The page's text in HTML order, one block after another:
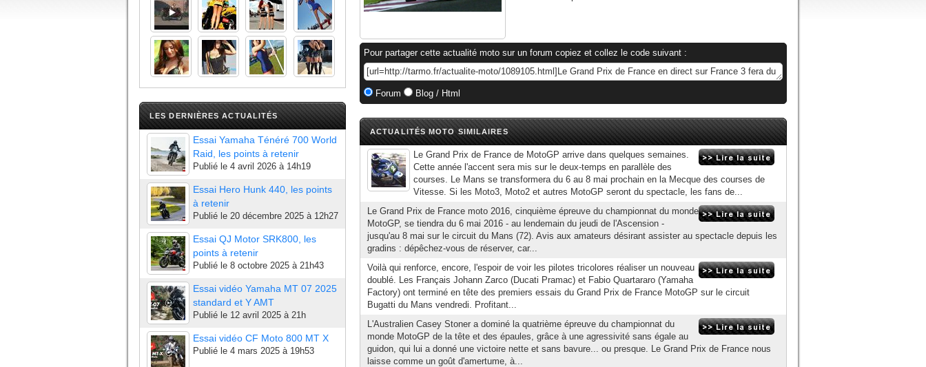
LES DERNIÈRES ACTUALITÉS
Essai Yamaha Ténéré 700 World
Raid, les points à retenir
Publié le 4 avril 2026 à 14h19
Essai Hero Hunk 440, les points
à retenir
Publié le 20 décembre 2025 à 12h27
Essai QJ Motor SRK800, les
points à retenir
Publié le 8 octobre 2025 à 21h43
Essai vidéo Yamaha MT 07 2025
standard et Y AMT
Publié le 12 avril 2025 à 21h
Essai vidéo CF Moto 800 MT X
Publié le 4 mars 2025 à 19h53
Pour partager cette actualité moto sur un forum copiez et collez le code suivant :
Forum Blog / Html
ACTUALITÉS MOTO SIMILAIRES
Le Grand Prix de France de MotoGP arrive dans quelques semaines.
Cette année l'accent sera mis sur le deux-temps en parallèle des
courses. Le Mans se transformera du 6 au 8 mai prochain en la Mecque des courses de
Vitesse. Si les Moto3, Moto2 et autres MotoGP seront du spectacle, les fans de...
Le Grand Prix de France moto 2016, cinquième épreuve du championnat du monde
MotoGP, se tiendra du 6 mai 2016 - au lendemain du jeudi de l'Ascension -
jusqu'au 8 mai sur le circuit du Mans (72). Avis aux amateurs désirant assister au spectacle depuis les
gradins : dépêchez-vous de réserver, car...
Voilà qui renforce, encore, l'espoir de voir les pilotes tricolores réaliser un nouveau
doublé. Les Français Johann Zarco (Ducati Pramac) et Fabio Quartararo (Yamaha
Factory) ont terminé en tête des premiers essais du Grand Prix de France MotoGP sur le circuit
Bugatti du Mans vendredi. Profitant...
L'Australien Casey Stoner a dominé la quatrième épreuve du championnat du
monde MotoGP de la tête et des épaules, grâce à une agressivité sans égale au
guidon, qui lui a donné une victoire nette et sans bavure... ou presque. Le Grand Prix de France nous
laisse comme un goût d'amertume, à...